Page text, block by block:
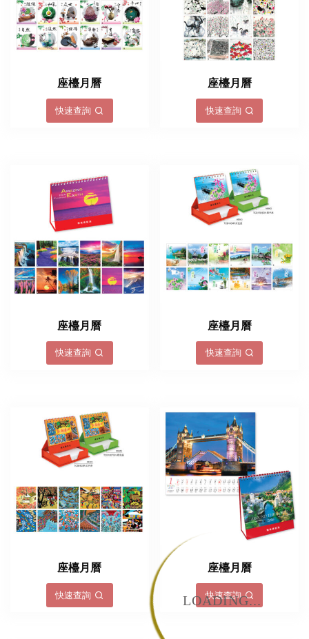
LOADING...
座檯月曆
快速查詢
座檯月曆
快速查詢
座檯月曆
快速查詢
座檯月曆
快速查詢
座檯月曆
快速查詢
座檯月曆
快速查詢